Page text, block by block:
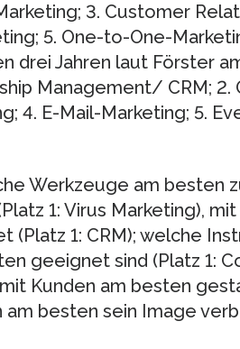
3. Customer
5. One-to-One-
drei Jahren laut Förster
Management/ CRM; 2.
4. E-Mail-Marketing; 5.
Werkzeuge am besten
1: Virus Marketing),
(Platz 1: CRM); welche
geeignet sind (Platz 1:
Kunden am besten
am besten sein Image